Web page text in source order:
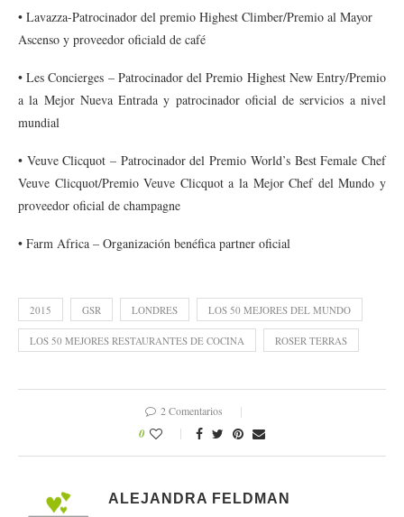
• Lavazza-Patrocinador del premio Highest Climber/Premio al Mayor
Ascenso y proveedor oficiald de café
• Les Concierges – Patrocinador del Premio Highest New Entry/Premio
a la Mejor Nueva Entrada y patrocinador oficial de servicios a nivel
mundial
• Veuve Clicquot – Patrocinador del Premio World’s Best Female Chef
Veuve Clicquot/Premio Veuve Clicquot a la Mejor Chef del Mundo y
proveedor oficial de champagne
• Farm Africa – Organización benéfica partner oficial
2015 GSR LONDRES LOS 50 MEJORES DEL MUNDO
LOS 50 MEJORES RESTAURANTES DE COCINA ROSER TERRAS
2 Comentarios
0
ALEJANDRA FELDMAN